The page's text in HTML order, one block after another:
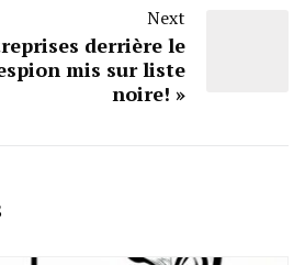
Next
derrière le
mis sur liste
noire! »